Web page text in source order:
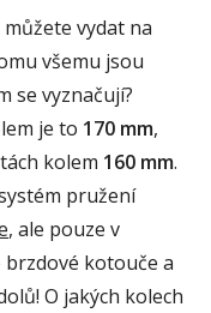
vydat na
všemu jsou
se vyznačují?
je to 170 mm,
kolem 160 mm.
pružení
, ale pouze v
brzdové kotouče a
O jakých kolech